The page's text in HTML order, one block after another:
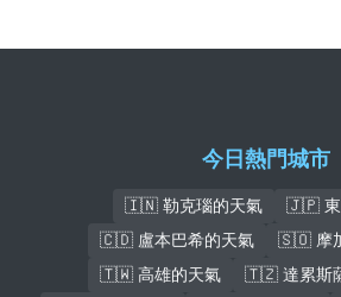
今日熱門城市
🇮🇳 勒克瑙的天氣
🇯🇵 東
🇨🇩 盧本巴希的天氣
🇸🇴 摩
🇹🇼 高雄的天氣
🇹🇿 達累斯